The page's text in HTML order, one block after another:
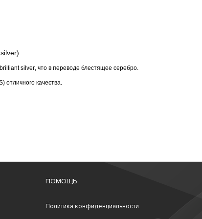
.
brilliant silver, что в переводе блестящее серебро.
) отличного качества.
ПОМОЩЬ
Политика конфиденциальности